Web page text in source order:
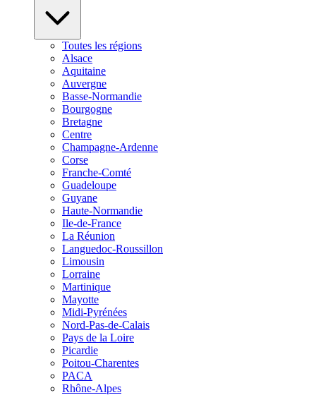
Toutes les régions
Alsace
Aquitaine
Auvergne
Basse-Normandie
Bourgogne
Bretagne
Centre
Champagne-Ardenne
Corse
Franche-Comté
Guadeloupe
Guyane
Haute-Normandie
Ile-de-France
La Réunion
Languedoc-Roussillon
Limousin
Lorraine
Martinique
Mayotte
Midi-Pyrénées
Nord-Pas-de-Calais
Pays de la Loire
Picardie
Poitou-Charentes
PACA
Rhône-Alpes